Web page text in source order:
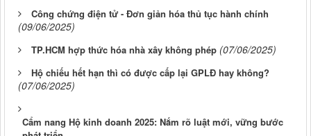
Công chứng điện tử - Đơn giản hóa thủ tục hành chính
(09/06/2025)
TP.HCM hợp thức hóa nhà xây không phép (07/06/2025)
Hộ chiếu hết hạn thì có được cấp lại GPLĐ hay không?
(07/06/2025)
Cẩm nang Hộ kinh doanh 2025: Nắm rõ luật mới, vững bước